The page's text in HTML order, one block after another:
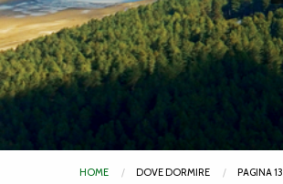
HOME DOVE DORMIRE PAGINA 13